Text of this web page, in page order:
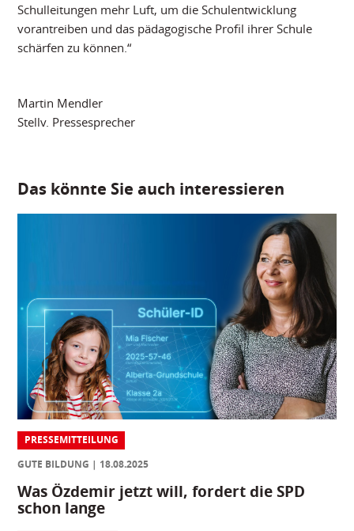
Schulleitungen mehr Luft, um die Schulentwicklung
vorantreiben und das pädagogische Profil ihrer Schule
schärfen zu können.“
Martin Mendler
Stellv. Pressesprecher
Das könnte Sie auch interessieren
PRESSEMITTEILUNG
GUTE BILDUNG
18.08.2025
Was Özdemir jetzt will, fordert die SPD
schon lange